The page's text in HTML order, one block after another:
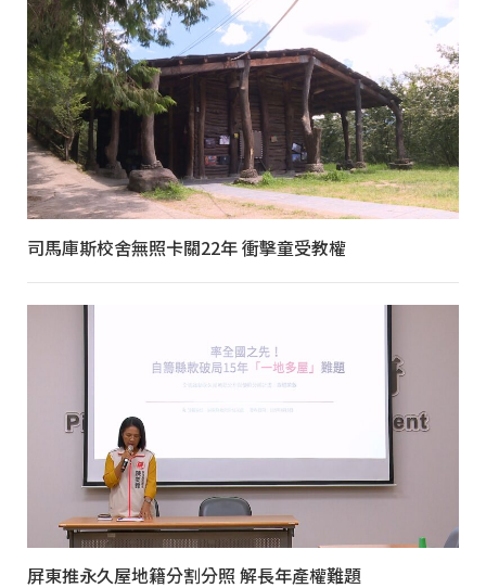
司馬庫斯校舍無照卡關22年 衝擊童受教權
屏東推永久屋地籍分割分照 解長年產權難題